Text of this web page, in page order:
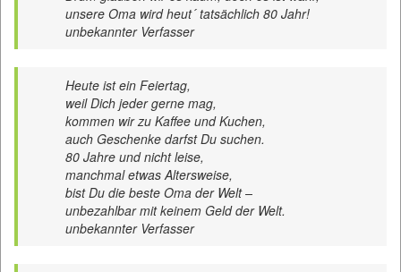
unsere Oma wird heut´ tatsächlich 80 Jahr!
unbekannter Verfasser
Heute ist ein Feiertag,
weil Dich jeder gerne mag,
kommen wir zu Kaffee und Kuchen,
auch Geschenke darfst Du suchen.
80 Jahre und nicht leise,
manchmal etwas Altersweise,
bist Du die beste Oma der Welt –
unbezahlbar mit keinem Geld der Welt.
unbekannter Verfasser